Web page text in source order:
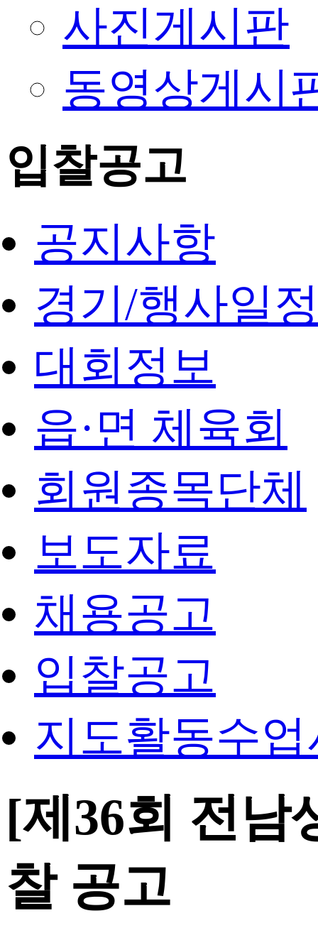
사진게시판
동영상게시
입찰공고
공지사항
경기/행사일
대회정보
읍·면 체육회
회원종목단체
보도자료
채용공고
입찰공고
지도활동수
[제36회 전남
찰 공고